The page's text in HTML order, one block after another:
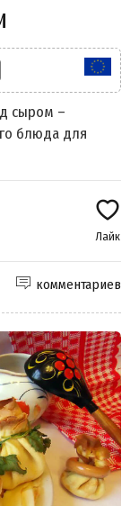
сыром –
блюда для
Лайк
комментариев